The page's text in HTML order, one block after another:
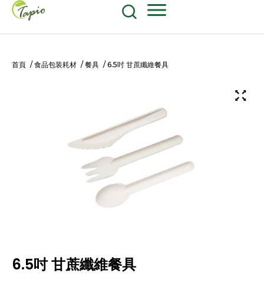
首頁 / 食品包装耗材 / 餐具 / 6.5吋 甘蔗纖維餐具
6.5吋 甘蔗纖維餐具